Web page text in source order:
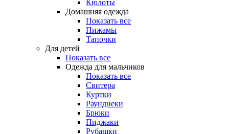
Кюлоты
Домашняя одежда
Показать все
Пижамы
Тапочки
Для детей
Показать все
Одежда для мальчиков
Показать все
Свитера
Куртки
Раунднеки
Брюки
Пиджаки
Рубашки